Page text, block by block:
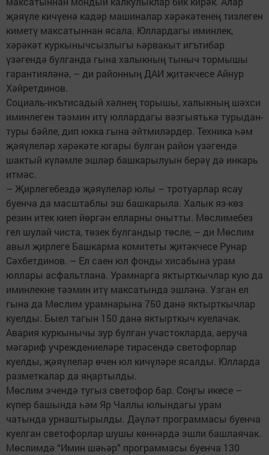
җәяүле кичүенә кадәр машиналар хәрәкәтенең тизлеген
киметү максатыннан ясала. Юллардагы иминлек,
хәрәкәт куркынычсызлыгы һәрвакыт игътибар
үзәгендә булганда гына халыкның тыныч тормышы
гарантияләнә, – ди районның ДАИ җитәкчесе Айнур
Хәйретдинов.
Социаль-икътисадый хәлнең торышы, халыкның шәхси
иминлеген тәэмин итү юллардагы вәзгыятькә турыдан-
туры бәйле, дип юкка гына әйтмиләрдер. Техника һәм
җәяүлеләр хәрәкәте югары булган район үзәгендә
шактый күләмле эшләр башкарылуын берәү дә инкарь
итмәс.
– Җирлегебездә җәяүлеләр юлы – тротуарлар ясау
буенча да масштаблы эш башкарыла. Халык яз-көз
резин итек киеп йөргән елларны онытты. Мөслимебез
гел шулай чиста, төзек булгандыр төсле, – ди Мөслим
авыл җирлеге Башкарма комитеты җитәкчесе Рунар
Сәхбетдинов. – Ел саен юл фонды хисабына урам
юллары асфальтлана. Урамнарга яктырткычлар кую да
иминлекне тәэмин итү максатында эшләнә. Узган ел
гына да Мөслим урамнарына 750 данә яктырткычлар
куелды. Быел тагын 150 данә яктырткыч куелачак.
Авария куркынычы зур булган участокларда, аеруча
мәгариф учреждениеләре тирәсендә светофорлар
куелды, җәяүлеләр өчен юл кичүләре ясалды. Юлларда
разметкалар да яңартылды.
Мөслим эчендә тугыз светофор бар. Соңгы икесе –
күпер башында һәм Яр Чаллы юлындагы урам
чатында урнаштырылды. Дәүләт программасы буенча
куелган светофорлар шушы көннәрдә эшли башлаячак.
Мөслимдә “Имин шәһәр” программасы буенча 130